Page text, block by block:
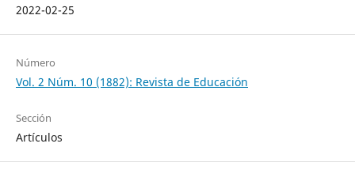
2022-02-25
Número
Vol. 2 Núm. 10 (1882): Revista de Educación
Sección
Artículos